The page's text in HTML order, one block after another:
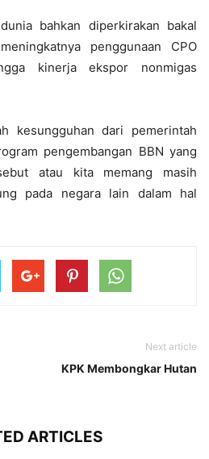
bahkan diperkirakan bakal
penggunaan CPO
kinerja ekspor nonmigas
kesungguhan dari pemerintah
pengembangan BBN yang
atau kita memang masih
pada negara lain dalam hal
Next article
KPK Membongkar Hutan
ARTICLES